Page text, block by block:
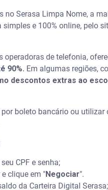
no Serasa Limpa Nome, a
e 100% online, pelo
operadoras de telefonia,
90%. Em algumas regiões,
descontos extras ao
boleto bancário ou utilizar
CPF e senha;
clique em "Negociar".
da Carteira Digital Serasa;